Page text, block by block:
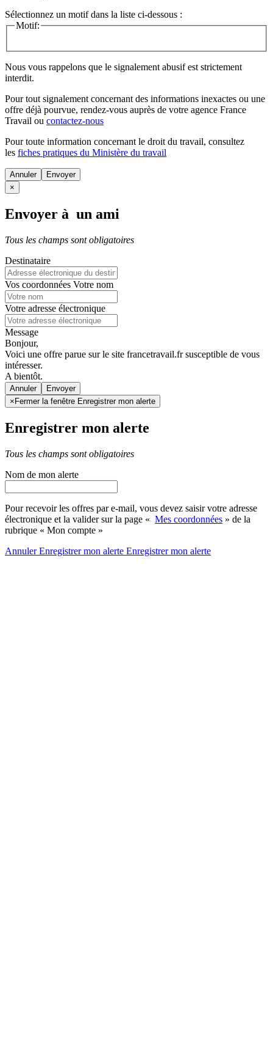
Sélectionnez un motif dans la liste ci-dessous :
Motif:
Nous vous rappelons que le signalement abusif est strictement
interdit.
Pour tout signalement concernant des informations inexactes ou une
offre déjà pourvue, rendez-vous auprès de votre agence France
Travail ou contactez-nous
Pour toute information concernant le droit du travail, consultez
les fiches pratiques du Ministère du travail
Annuler
×
Envoyer à un ami
Tous les champs sont obligatoires
Destinataire
Vos coordonnées Votre nom
Votre adresse électronique
Message
Bonjour,
Voici une offre parue sur le site francetravail.fr susceptible de vous
intéresser.
A bientôt.
Annuler
× Fermer la fenêtre Enregistrer mon alerte
Enregistrer mon alerte
Tous les champs sont obligatoires
Nom de mon alerte
Pour recevoir les offres par e-mail, vous devez saisir votre adresse
électronique et la valider sur la page « Mes coordonnées » de la
rubrique « Mon compte »
AnnulerEnregistrer mon alerte Enregistrermon alerte